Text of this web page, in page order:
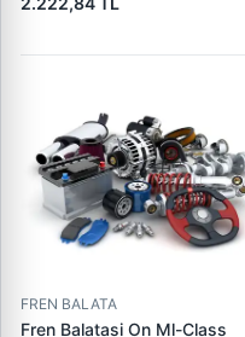
Logan 04> Dokker 12> G:116
DELPHI LP5005EV | OEM
FREN BALATA
Fren Balatasi On Ml-Class